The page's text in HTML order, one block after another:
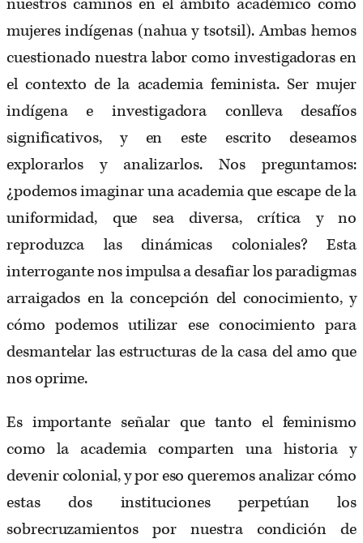
nuestros caminos en el ámbito académico como
mujeres indígenas (nahua y tsotsil). Ambas hemos
cuestionado nuestra labor como investigadoras en
el contexto de la academia feminista. Ser mujer
indígena e investigadora conlleva desafíos
significativos, y en este escrito deseamos
explorarlos y analizarlos. Nos preguntamos:
¿podemos imaginar una academia que escape de la
uniformidad, que sea diversa, crítica y no
reproduzca las dinámicas coloniales? Esta
interrogante nos impulsa a desafiar los paradigmas
arraigados en la concepción del conocimiento, y
cómo podemos utilizar ese conocimiento para
desmantelar las estructuras de la casa del amo que
nos oprime.
Es importante señalar que tanto el feminismo
como la academia comparten una historia y
devenir colonial, y por eso queremos analizar cómo
estas dos instituciones perpetúan los
sobrecruzamientos por nuestra condición de